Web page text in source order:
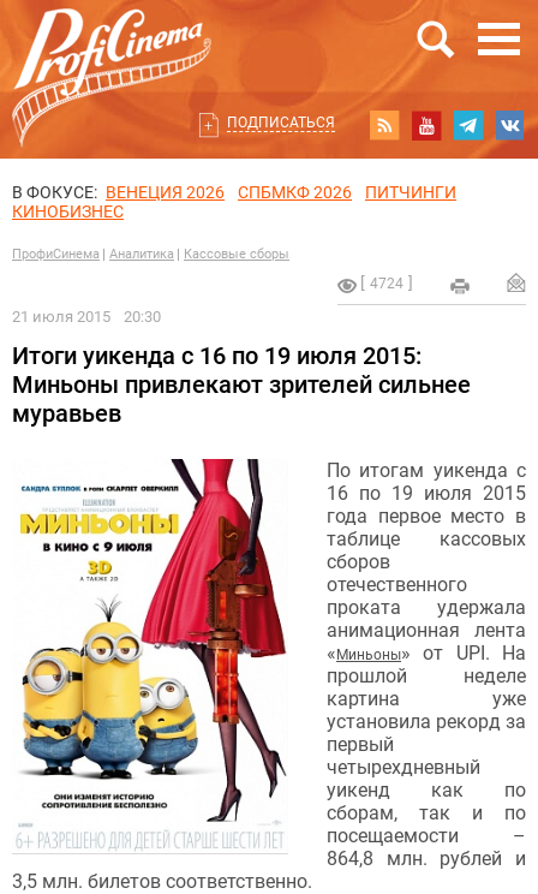
ПОДПИСАТЬСЯ
В ФОКУСЕ: ВЕНЕЦИЯ 2026 СПБМКФ 2026
ПИТЧИНГИ
КИНОБИЗНЕС
ПрофиСинема Аналитика Кассовые сборы
4724
21 июля 2015 20:30
Итоги уикенда с 16 по 19 июля 2015:
Миньоны привлекают зрителей сильнее
муравьев
По итогам уикенда с
16 по 19 июля 2015
года первое место в
таблице кассовых
сборов
отечественного
проката удержала
анимационная лента
« Миньоны» от UPI. На
прошлой неделе
картина уже
установила рекорд за
первый
четырехдневный
уикенд как по
сборам, так и по
посещаемости –
864,8 млн. рублей и
3,5 млн. билетов соответственно.